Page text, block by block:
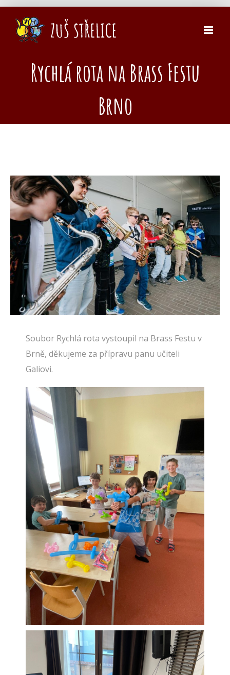
Přeskočit
obsah
Rychlá rota na Brass Festu
Brno
Zobrazit
větší
obrázek
Soubor Rychlá rota vystoupil na Brass Festu v
Brně, děkujeme za přípravu panu učiteli
Galiovi.